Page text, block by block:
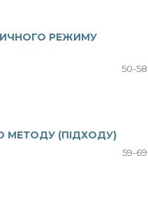
РЕЖИМУ
50-58
МЕТОДУ (ПІДХОДУ)
59-69